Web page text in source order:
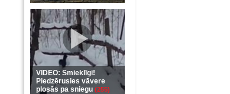
VIDEO: Smieklīgi!
Piedzērusies vāvere
plosās pa sniegu (255)